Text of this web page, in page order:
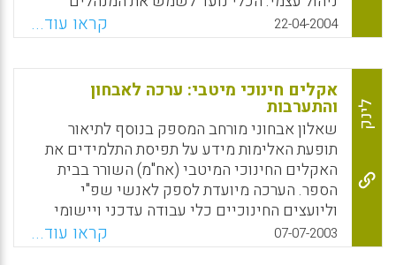
נמצאו מדדי זמן שונים והבדלים משמעותיים בין
ילדים מתקשים בכתיבה ובין שאינם מתקשים.
WhatsApp
Facebook
Email
X
לאבחון, עם צוותם, את רמת הניהול העצמי של בית
הספר והגדרת מסלולי ההתקדמות. בכל פרמטר
עיקרי מונה המסמך גם הנחות חוסמות בתהליך
הניהול עצמי ושלבי ההתמודדות.
WhatsApp
Facebook
Email
X
22-04-2004 קראו עוד...
לינק
אקלים חינוכי מיטבי: ערכה לאבחון
והתערבות
שאלון אבחוני מורחב המספק בנוסף לתיאור
תופעת האלימות מידע על תפיסת התלמידים את
האקלים החינוכי המיטבי (אח"מ) השורר בבית
הספר. הערכה מיועדת לספק לאנשי שפ"י
וליועצים החינוכיים כלי עבודה עדכני ויישומי
באמצעותו יוכלו לתרום למערכת בה הם פועלים
מתודולוגיה מקצועית ייחודית (רחל ארהרד).
07-07-2003 קראו עוד...